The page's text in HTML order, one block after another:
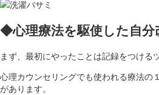
◆心理療法を駆使した自分
まず、最初にやったことは記録をつける
心理カウンセリングでも使われる療法の
があります。